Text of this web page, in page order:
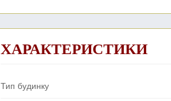
ХАРАКТЕРИСТИКИ
Тип будинку